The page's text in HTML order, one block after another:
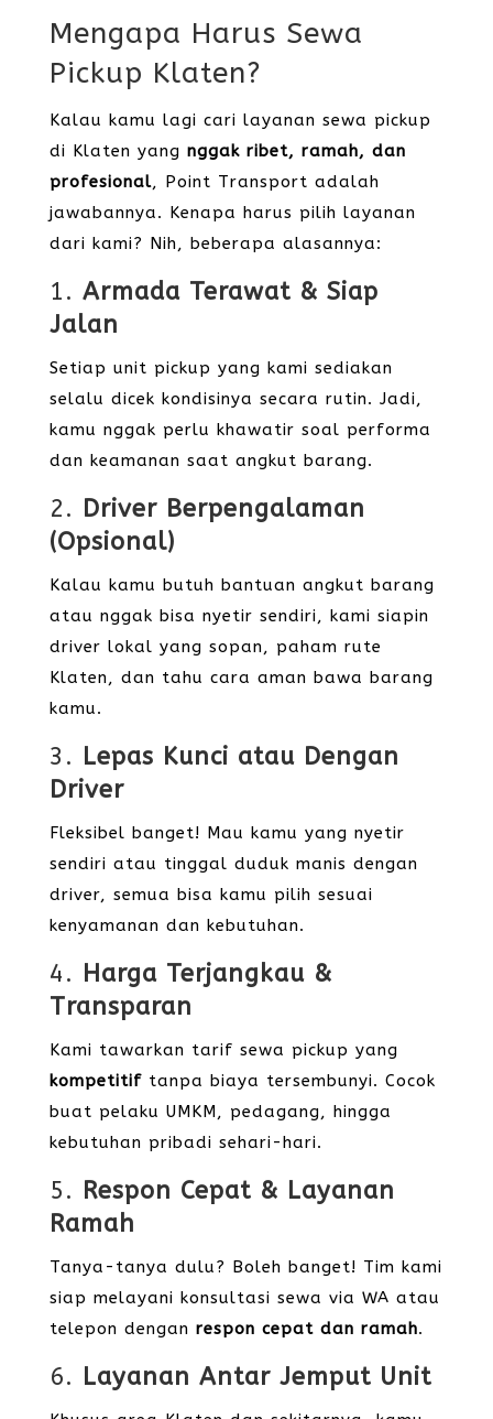
Mengapa Harus Sewa
Pickup Klaten?
Kalau kamu lagi cari layanan sewa pickup
di Klaten yang nggak ribet, ramah, dan
profesional, Point Transport adalah
jawabannya. Kenapa harus pilih layanan
dari kami? Nih, beberapa alasannya:
1. Armada Terawat & Siap
Jalan
Setiap unit pickup yang kami sediakan
selalu dicek kondisinya secara rutin. Jadi,
kamu nggak perlu khawatir soal performa
dan keamanan saat angkut barang.
2. Driver Berpengalaman
(Opsional)
Kalau kamu butuh bantuan angkut barang
atau nggak bisa nyetir sendiri, kami siapin
driver lokal yang sopan, paham rute
Klaten, dan tahu cara aman bawa barang
kamu.
3. Lepas Kunci atau Dengan
Driver
Fleksibel banget! Mau kamu yang nyetir
sendiri atau tinggal duduk manis dengan
driver, semua bisa kamu pilih sesuai
kenyamanan dan kebutuhan.
4. Harga Terjangkau &
Transparan
Kami tawarkan tarif sewa pickup yang
kompetitiftanpa biaya tersembunyi. Cocok
buat pelaku UMKM, pedagang, hingga
kebutuhan pribadi sehari-hari.
5. Respon Cepat & Layanan
Ramah
Tanya-tanya dulu? Boleh banget! Tim kami
siap melayani konsultasi sewa via WA atau
telepon dengan respon cepat dan ramah.
6. Layanan Antar Jemput Unit